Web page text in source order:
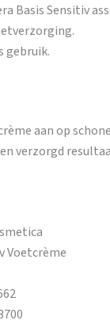
Basis Sensitiv
gebruik.
aan op
verzorgd
Voetcrème